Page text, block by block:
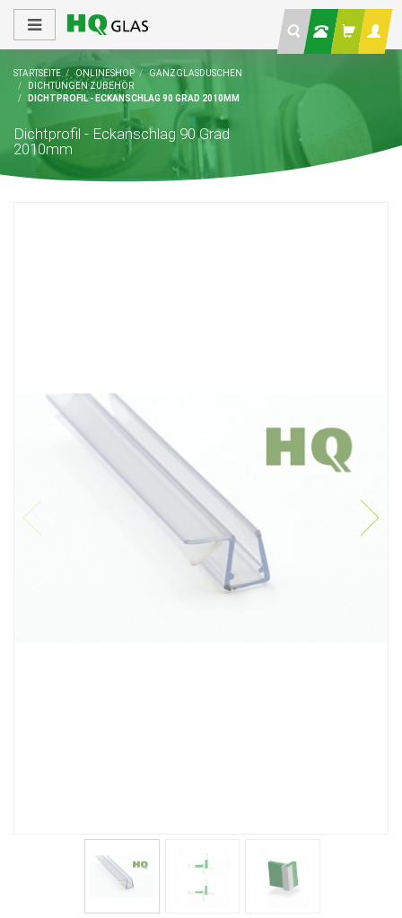
STARTSEITE ONLINESHOP
GANZGLASDUSCHEN
DICHTUNGEN ZUBEHÖR
DICHTPROFIL - ECKANSCHLAG 90 GRAD 2010MM
Dichtprofil - Eckanschlag 90 Grad
2010mm